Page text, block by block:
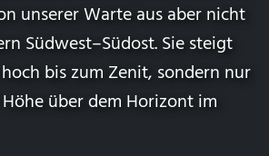
unserer Warte aus aber nicht
Südwest–Südost. Sie steigt
bis zum Zenit, sondern nur
Höhe über dem Horizontim